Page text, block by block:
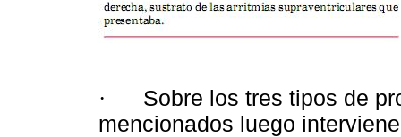
· Sobre los tres tipos de
mencionados luego